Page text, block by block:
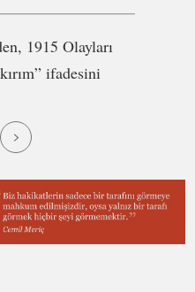
1915 Olayları
ifadesini